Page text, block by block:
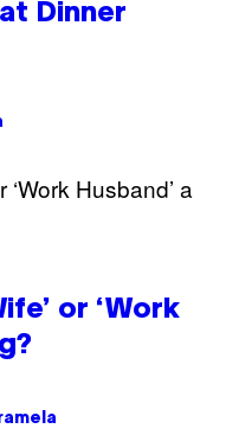
Dinner
or ‘Work